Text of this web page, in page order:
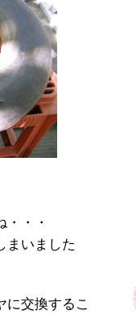
・・
まいました
に交換するこ